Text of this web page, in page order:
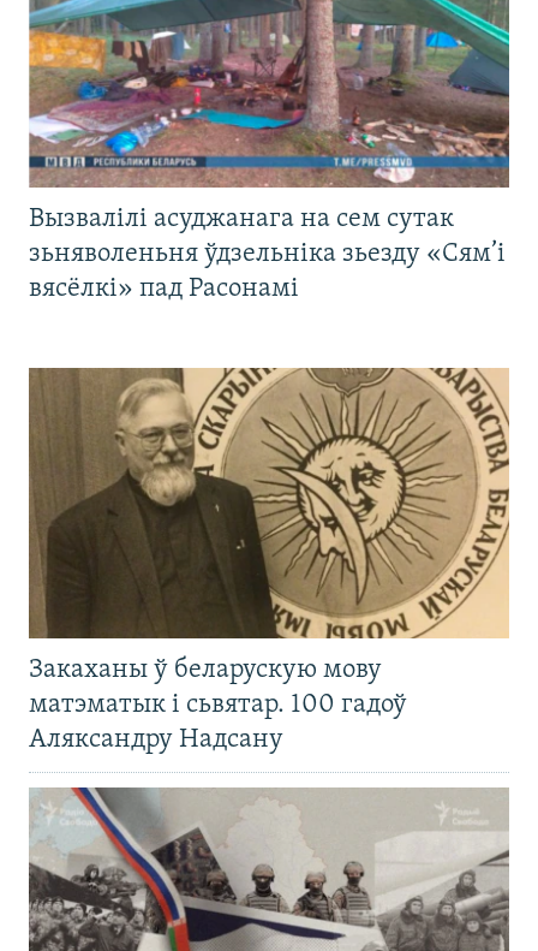
Вызвалілі асуджанага на сем сутак
зьняволеньня ўдзельніка зьезду «Сям’і
вясёлкі» пад Расонамі
Закаханы ў беларускую мову
матэматык і сьвятар. 100 гадоў
Аляксандру Надсану